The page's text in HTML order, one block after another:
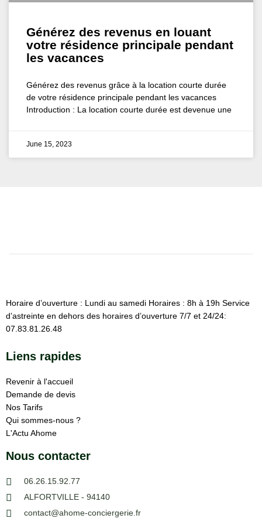
Générez des revenus en louant
votre résidence principale pendant
les vacances
Générez des revenus grâce à la location courte durée
de votre résidence principale pendant les vacances
Introduction : La location courte durée est devenue une
June 15, 2023
Horaire d’ouverture : Lundi au samedi Horaires : 8h à 19h Service
d’astreinte en dehors des horaires d’ouverture 7/7 et 24/24:
07.83.81.26.48
Liens rapides
Revenir à l'accueil
Demande de devis
Nos Tarifs
Qui sommes-nous ?
L'Actu Ahome
Nous contacter
06.26.15.92.77
ALFORTVILLE - 94140
contact@ahome-conciergerie.fr